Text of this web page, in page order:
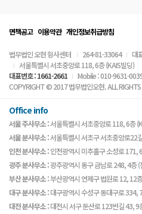
면책공고 이용약관 개인정보취급방침
법무법인 오현 형사센터 264-81-33064 대
서울특별시 서초중앙로 118, 6층 (KAIS빌딩)
대표번호 : 1661-2661
Mobile : 010-9631-
COPYRIGHT © 2017 법무법인오현. ALL RIGHTS
Office info
서울 주사무소 :서울특별시 서초중앙로 118, 6층
서울 분사무소 :서울특별시 서초구 서초중앙로22
인천 분사무소 :인천광역시 미추홀구 소성로 171,
광주 분사무소 :광주광역시 동구 금남로 248, 4층 (
부산 분사무소 :부산광역시 연제구 법원로 12, 12
대구 분사무소 :대구광역시 수성구 동대구로 334,
대전 분사무소 :대전시 서구 둔산로 123번길 43, 9